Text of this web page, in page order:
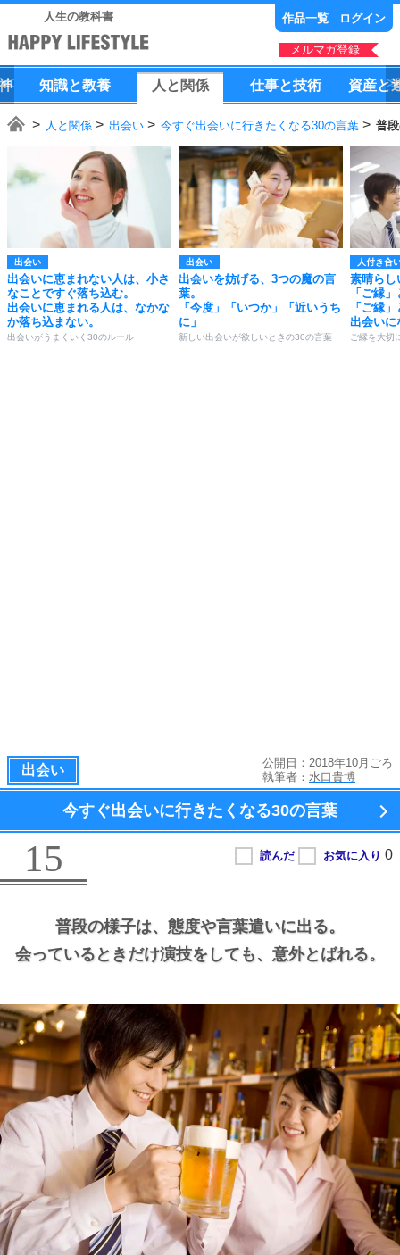
人生の教科書 作品一覧 ログイン
メルマガ登録
知識と教養 人 と 関係 仕事と技術 資産と
人と関係 出会い 今すぐ出会いに行きたくなる30の言葉 普
出会い
出会いに恵まれない人は、小さ
なことですぐ落ち込む。
出会いに恵まれる人は、なかな
か落ち込まない。
出会いがうまくいく30のルール
出会い
出会いを妨げる、3つの魔の言
葉。
「今度」「いつか」「近いうち
に」
新しい出会いが欲しいときの30の言葉
人付き合
素晴らし
「ご縁
「ご縁
出会いに
ご縁を大切
出会い
公開日：2018年10月ごろ
執筆者： 水口貴博
今すぐ出会いに行きたくなる30の言葉
15
普段の様子は、 態度や言葉遣いに出る。
会っているときだけ演技をしても、 意外とばれる。